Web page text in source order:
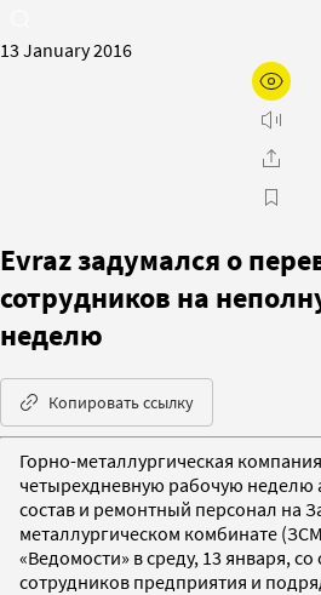
13 January 2016
Evraz задумался о
сотрудников на
неделю
Копировать ссылку
Горно-металлургическая
четырехдневную рабочую неделю
состав и ремонтный персонал на
металлургическом комбинате
«Ведомости» в среду, 13 января,
сотрудников предприятия и